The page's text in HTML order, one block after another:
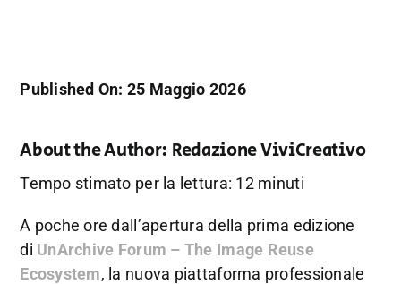
Published On: 25 Maggio 2026
About the Author: Redazione ViviCreativo
Tempo stimato per la lettura: 12 minuti
A poche ore dall’apertura della prima edizione
di UnArchive Forum – The Image Reuse
Ecosystem, la nuova piattaforma professionale